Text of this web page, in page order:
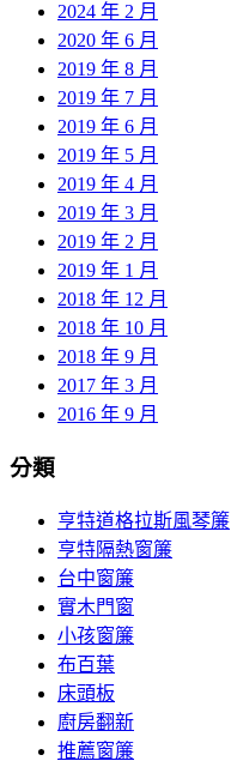
2024 年 2 月
2020 年 6 月
2019 年 8 月
2019 年 7 月
2019 年 6 月
2019 年 5 月
2019 年 4 月
2019 年 3 月
2019 年 2 月
2019 年 1 月
2018 年 12 月
2018 年 10 月
2018 年 9 月
2017 年 3 月
2016 年 9 月
分類
亨特道格拉斯風琴簾
亨特隔熱窗簾
台中窗簾
實木門窗
小孩窗簾
布百葉
床頭板
廚房翻新
推薦窗簾